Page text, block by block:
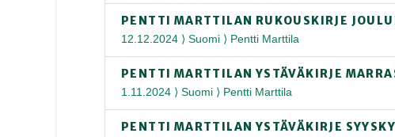
PENTTI MARTTILAN RUKOUSKIRJE
12.12.2024 ⟩ Suomi ⟩ Pentti Marttila
PENTTI MARTTILAN YSTÄVÄKIRJE
1.11.2024 ⟩ Suomi ⟩ Pentti Marttila
PENTTI MARTTILAN YSTÄVÄKIRJE